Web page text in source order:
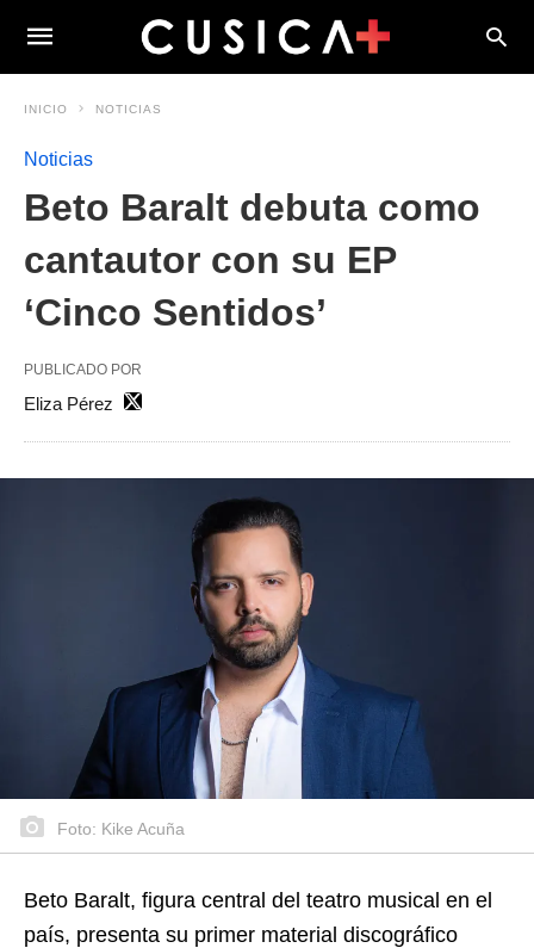
INICIO NOTICIAS
Noticias
Beto Baralt debuta como
cantautor con su EP
‘Cinco Sentidos’
PUBLICADO POR
Eliza Pérez
Foto: Kike Acuña
Beto Baralt, figura central del teatro musical en el
país, presenta su primer material discográfico